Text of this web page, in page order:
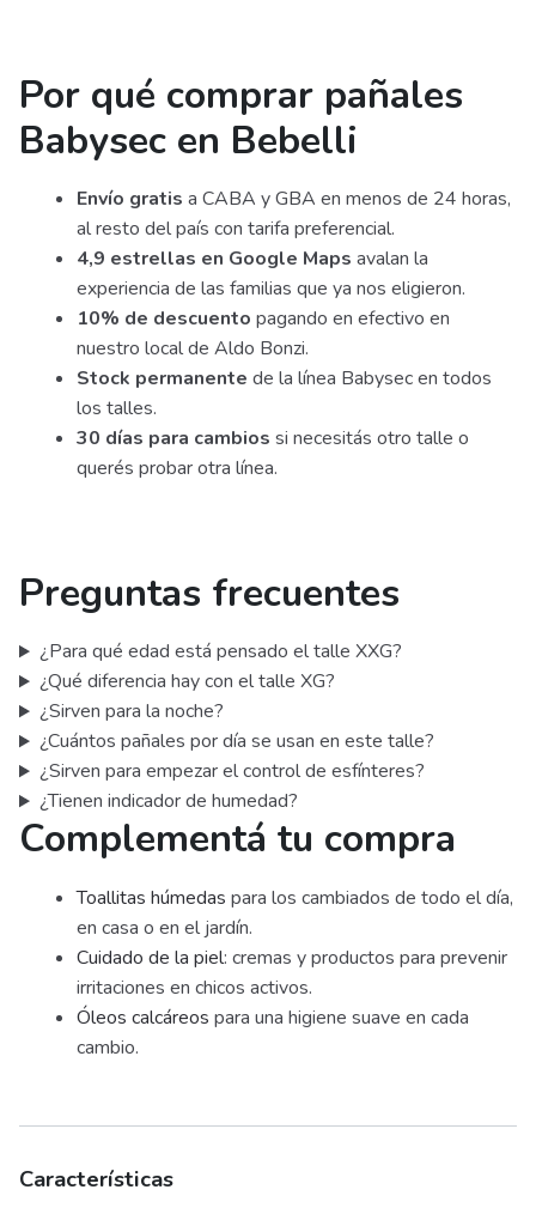
Por qué comprar pañales
Babysec en Bebelli
Envío gratis a CABA y GBA en menos de 24 horas,
al resto del país con tarifa preferencial.
4,9 estrellas en Google Maps avalan la
experiencia de las familias que ya nos eligieron.
10% de descuento pagando en efectivo en
nuestro local de Aldo Bonzi.
Stock permanente de la línea Babysec en todos
los talles.
30 días para cambios si necesitás otro talle o
querés probar otra línea.
Preguntas frecuentes
¿Para qué edad está pensado el talle XXG?
¿Qué diferencia hay con el talle XG?
¿Sirven para la noche?
¿Cuántos pañales por día se usan en este talle?
¿Sirven para empezar el control de esfínteres?
¿Tienen indicador de humedad?
Complementá tu compra
Toallitas húmedas para los cambiados de todo el día,
en casa o en el jardín.
Cuidado de la piel: cremas y productos para prevenir
irritaciones en chicos activos.
Óleos calcáreos para una higiene suave en cada
cambio.
Características